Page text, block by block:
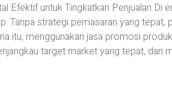
Efektif untuk Tingkatkan Penjualan Di
Tanpa strategi pemasaran yang tepat,
itu, menggunakan jasa promosi
target market yang tepat, dan